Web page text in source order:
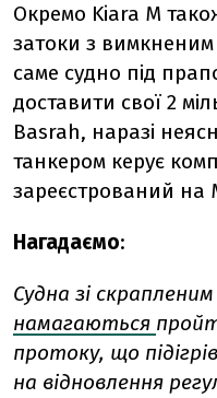
Окремо Kiara M
затоки з
саме судно під
доставити свої 2
Basrah, наразі
танкером керує
зареєстрований
Нагадаємо:
Судна зі
намагаються
протоку, що
на відновлення